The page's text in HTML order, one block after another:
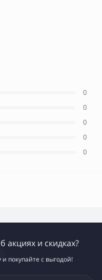
0
0
0
0
0
акциях и скидках?
покупайте с выгодой!